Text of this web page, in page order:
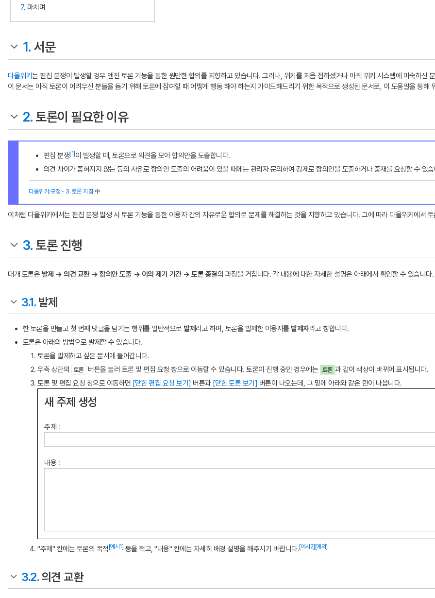
7. 마치며
1. 서문
다올위키 는 편집 분쟁이 발생할 경우 엔진 토론 기능을 통한 원만한 합의를 지향하고 있습니다. 그러나, 위키를 처음 접하셨거나 아직 위키 시스템에 미숙하신
이 문서는 아직 토론이 어려우신 분들을 돕기 위해 토론에 참여할 때 어떻게 행동 해야 하는지 가이드해드리기 위한 목적으로 생성된 문서로, 이 도움말을 통
2. 토론이 필요한 이유
편집 분쟁[1]이 발생할 때, 토론으로 의견을 모아 합의안을 도출합니다.
의견 차이가 좁혀지지 않는 등의 사유로 합의안 도출의 어려움이 있을 때에는 관리자 문의하여 강제로 합의안을 도출하거나 중재를 요청할 수 있
다올위키:규정 - 3. 토론 지침 中
이처럼 다올위키에서는 편집 분쟁 발생 시 토론 기능을 통한 이용자 간의 자유로운 합의로 문제를 해결하는 것을 지향하고 있습니다. 그에 따라 다올위키에서
3. 토론 진행
대개 토론은 발제 → 의견 교환 → 합의안 도출 → 이의 제기 기간 → 토론 종결의 과정을 거칩니다. 각 내용에 대한 자세한 설명은 아래에서 확인할 수 있습니다.
3.1. 발제
한 토론을 만들고 첫 번째 댓글을 남기는 행위를 일반적으로 발제 라고 하며, 토론을 발제한 이용자를 발제자라고 칭합니다.
토론은 아래의 방법으로 발제할 수 있습니다.
토론을 발제하고 싶은 문서에 들어갑니다.
우측 상단의
토론 버튼을 눌러 토론 및 편집 요청 창으로 이동할 수 있습니다. 토론이 진행 중인 경우에는 토론 과 같이 색상이 바뀌어 표시됩니다.
토론 및 편집 요청 창으로 이동하면 [닫힌 편집 요청 보기] 버튼과 [닫힌 토론 보기] 버튼이 나오는데, 그 밑에 아래와 같은 란이 나옵니다.
새 주제 생성
주제 :
내용 :
"주제" 칸에는 토론의 목적[예시1] 등을 적고, "내용" 칸에는 자세히 배경 설명을 해주시기 바랍니다.[예시2][예외]
3.2. 의견 교환